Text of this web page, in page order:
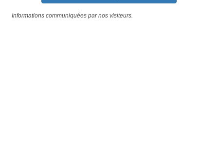
Informations communiquées par nos visiteurs.